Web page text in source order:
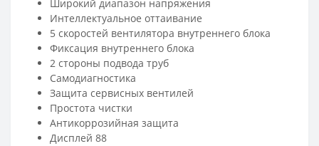
Широкий диапазон напряжения
Интеллектуальное оттаивание
5 скоростей вентилятора внутреннего блока
Фиксация внутреннего блока
2 стороны подвода труб
Самодиагностика
Защита сервисных вентилей
Простота чистки
Антикоррозийная защита
Дисплей 88